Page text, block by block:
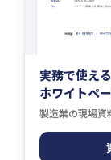
実務で使える
ホワイトペ
製造業の現場資